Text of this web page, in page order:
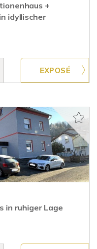
+
idyllischer
in ruhiger Lage